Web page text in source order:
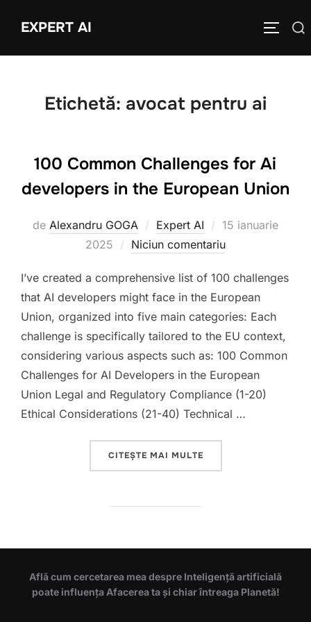
EXPERT AI
Caută
Etichetă: avocat pentru ai
100 Common Challenges for Ai
developers in the European Union
de Alexandru GOGA Expert AI
Publicat
pe
15 ianuarie
2025
Niciun comentariu
I’ve created a comprehensive list of 100 challenges
that AI developers might face in the European
Union, organized into five main categories: Each
challenge is specifically tailored to the EU context,
considering various aspects such as: 100 Common
Challenges for AI Developers in the European
Union Legal and Regulatory Compliance (1-20)
Ethical Considerations (21-40) Technical …
CITEȘTE MAI MULTE„100 COMMON
Află cum cercetarea mea despre Inteligență artificială
poate influența Afacerea ta și chiar întreaga Planetă!